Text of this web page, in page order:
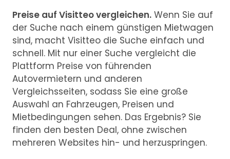
Preise auf Visitteo vergleichen. Wenn Sie auf
der Suche nach einem günstigen Mietwagen
sind, macht Visitteo die Suche einfach und
schnell. Mit nur einer Suche vergleicht die
Plattform Preise von führenden
Autovermietern und anderen
Vergleichsseiten, sodass Sie eine große
Auswahl an Fahrzeugen, Preisen und
Mietbedingungen sehen. Das Ergebnis? Sie
finden den besten Deal, ohne zwischen
mehreren Websites hin- und herzuspringen.